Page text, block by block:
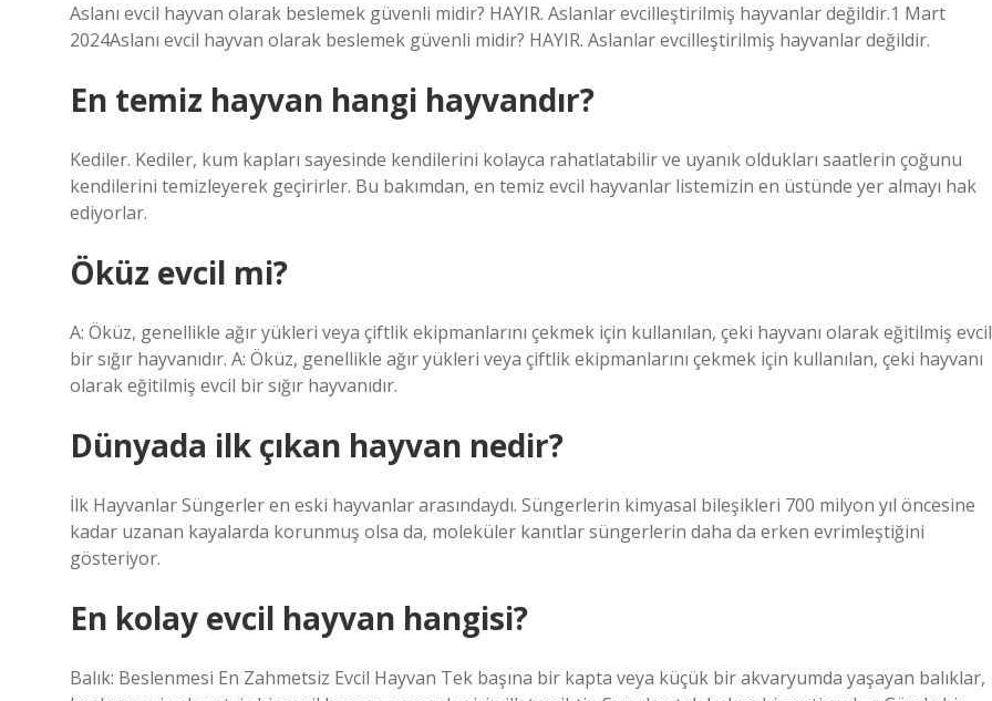
Aslanı evcil hayvan olarak beslemek güvenli midir? HAYIR. Aslanlar evcilleştirilmiş hayvanlar değildir.1 Mart
2024Aslanı evcil hayvan olarak beslemek güvenli midir? HAYIR. Aslanlar evcilleştirilmiş hayvanlar değildir.
En temiz hayvan hangi hayvandır?
Kediler. Kediler, kum kapları sayesinde kendilerini kolayca rahatlatabilir ve uyanık oldukları saatlerin çoğunu
kendilerini temizleyerek geçirirler. Bu bakımdan, en temiz evcil hayvanlar listemizin en üstünde yer almayı hak
ediyorlar.
Öküz evcil mi?
A: Öküz, genellikle ağır yükleri veya çiftlik ekipmanlarını çekmek için kullanılan, çeki hayvanı olarak eğitilmiş evcil
bir sığır hayvanıdır. A: Öküz, genellikle ağır yükleri veya çiftlik ekipmanlarını çekmek için kullanılan, çeki hayvanı
olarak eğitilmiş evcil bir sığır hayvanıdır.
Dünyada ilk çıkan hayvan nedir?
İlk Hayvanlar Süngerler en eski hayvanlar arasındaydı. Süngerlerin kimyasal bileşikleri 700 milyon yıl öncesine
kadar uzanan kayalarda korunmuş olsa da, moleküler kanıtlar süngerlerin daha da erken evrimleştiğini
gösteriyor.
En kolay evcil hayvan hangisi?
Balık: Beslenmesi En Zahmetsiz Evcil Hayvan Tek başına bir kapta veya küçük bir akvaryumda yaşayan balıklar,